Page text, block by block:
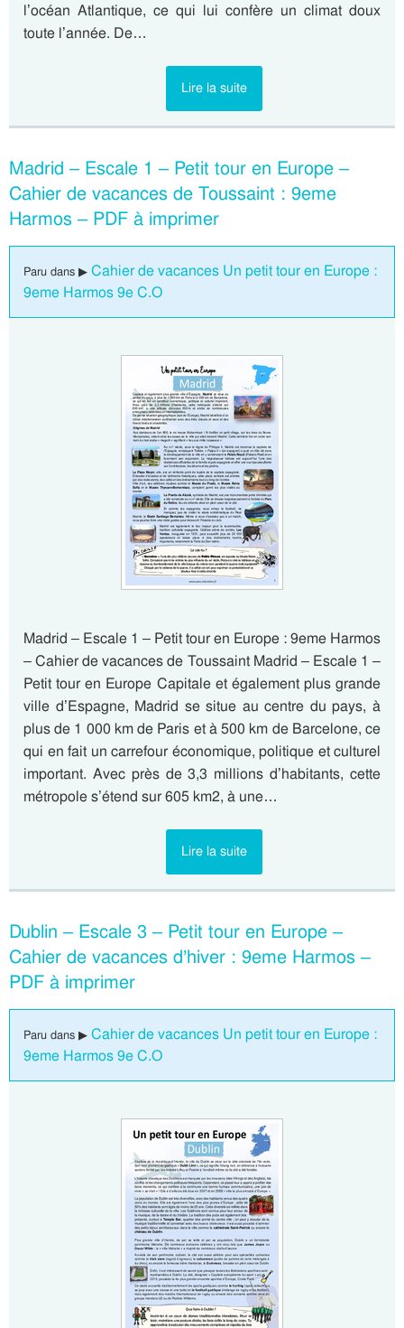
l’océan Atlantique, ce qui lui confère un climat doux
toute l’année. De…
Lire la suite
Madrid – Escale 1 – Petit tour en Europe –
Cahier de vacances de Toussaint : 9eme
Harmos – PDF à imprimer
Paru dans ▶ Cahier de vacances Un petit tour en Europe :
9eme Harmos 9e C.O
Madrid – Escale 1 – Petit tour en Europe : 9eme Harmos
– Cahier de vacances de Toussaint Madrid – Escale 1 –
Petit tour en Europe Capitale et également plus grande
ville d’Espagne, Madrid se situe au centre du pays, à
plus de 1 000 km de Paris et à 500 km de Barcelone, ce
qui en fait un carrefour économique, politique et culturel
important. Avec près de 3,3 millions d’habitants, cette
métropole s’étend sur 605 km2, à une…
Lire la suite
Dublin – Escale 3 – Petit tour en Europe –
Cahier de vacances d’hiver : 9eme Harmos –
PDF à imprimer
Paru dans ▶ Cahier de vacances Un petit tour en Europe :
9eme Harmos 9e C.O